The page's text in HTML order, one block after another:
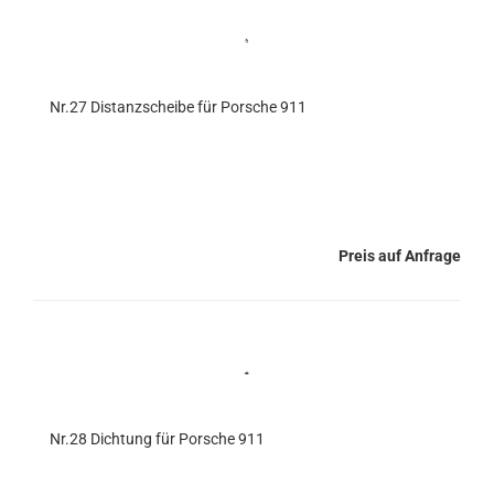
Nr.27 Distanzscheibe für Porsche 911
Preis auf Anfrage
Nr.28 Dichtung für Porsche 911